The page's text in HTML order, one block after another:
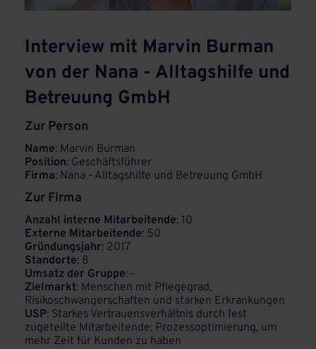
Interview mit Marvin Burman
von der Nana - Alltagshilfe und
Betreuung GmbH
Zur Person
Name: Marvin Burman
Position: Geschäftsführer
Firma: Nana - Alltagshilfe und Betreuung GmbH
Zur Firma
Anzahl interne Mitarbeitende: 10
Externe Mitarbeitende: 50
Gründungsjahr: 2017
Standorte: 8
Umsatz der Gruppe: -
Zielmarkt: Menschen mit Pflegegrad,
Risikoschwangerschaften und starken Erkrankungen
USP: Starkes Vertrauensverhältnis durch fest
zugeteilte Mitarbeitende; Prozessoptimierung, um
mehr Zeit für Kunden zu haben